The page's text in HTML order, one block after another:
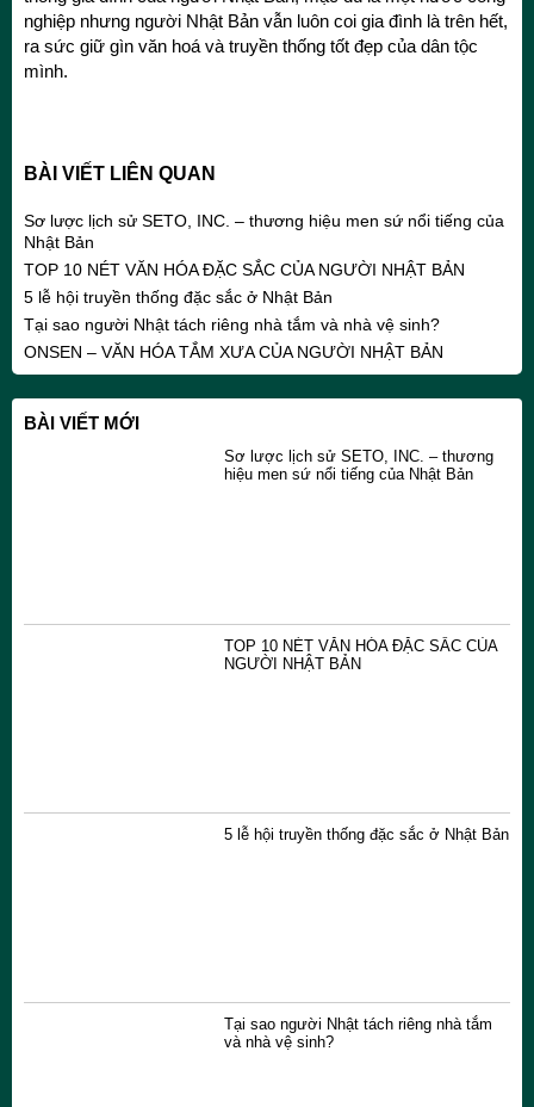
nghiệp nhưng người Nhật Bản vẫn luôn coi gia đình là trên hết,
ra sức giữ gìn văn hoá và truyền thống tốt đẹp của dân tộc
mình.
BÀI VIẾT LIÊN QUAN
Sơ lược lịch sử SETO, INC. – thương hiệu men sứ nổi tiếng của
Nhật Bản
TOP 10 NÉT VĂN HÓA ĐẶC SẮC CỦA NGƯỜI NHẬT BẢN
5 lễ hội truyền thống đặc sắc ở Nhật Bản
Tại sao người Nhật tách riêng nhà tắm và nhà vệ sinh?
ONSEN – VĂN HÓA TẮM XƯA CỦA NGƯỜI NHẬT BẢN
BÀI VIẾT MỚI
Sơ lược lịch sử SETO, INC. – thương
hiệu men sứ nổi tiếng của Nhật Bản
TOP 10 NÉT VĂN HÓA ĐẶC SẮC CỦA
NGƯỜI NHẬT BẢN
5 lễ hội truyền thống đặc sắc ở Nhật Bản
Tại sao người Nhật tách riêng nhà tắm
và nhà vệ sinh?